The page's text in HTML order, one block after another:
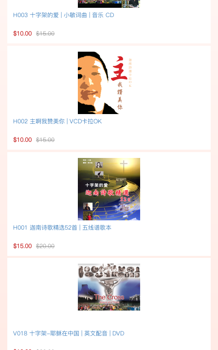
H003 十字架的爱 | 小敏词曲 | 音乐 CD
$10.00 $15.00
H002 主啊我赞美你 | VCD卡拉OK
$10.00 $15.00
H001 迦南诗歌精选52首 | 五线谱歌本
$15.00 $20.00
V018 十字架-耶稣在中国 | 英文配音 | DVD